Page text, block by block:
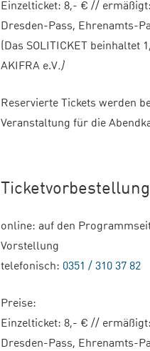
Einzelticket: 8,- € //
Dresden-Pass, Ehrenamts-
(Das SOLITICKET beinhaltet
AKIFRA e.V.)
Reservierte Tickets werden
Veranstaltung für die
online: auf den
Vorstellung
telefonisch: 0351 / 310 37 82
Preise:
Einzelticket: 8,- € //
Dresden-Pass, Ehrenamts-